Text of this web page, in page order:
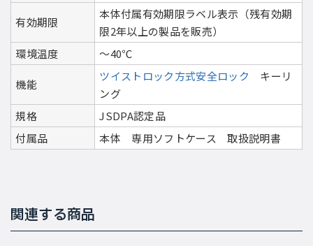
有効期限
本体付属有効期限ラベル表示（残有効期
限2年以上の製品を販売）
環境温度
〜40℃
機能
ツイストロック方式安全ロック キーリ
ング
規格
JSDPA認定品
付属品
本体 専用ソフトケース 取扱説明書
関連する商品